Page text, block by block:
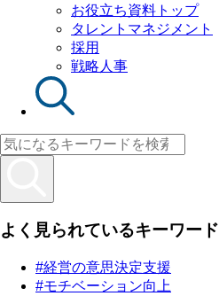
お役立ち資料トップ
タレントマネジメント
採用
戦略人事
よく見られているキーワード
#経営の意思決定支援
#モチベーション向上